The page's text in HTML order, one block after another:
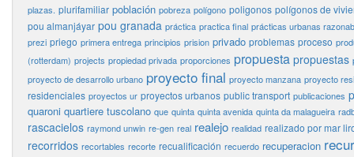
plazas. plurifamiliar población pobreza polígono poligonos polígonos de
pou almanjáyar pou granada práctica practica final prácticas urbanas
prezi priego primera entrega principios prision privado problemas proceso
(rotterdam) projects propiedad privada proporciones propuesta propuestas
proyecto de desarrollo urbano proyecto final proyecto manzana proyecto
residenciales proyectos ur proyectos urbanos public transport publicaciones
quaroni quartiere tuscolano que quinta quinta avenida quinta da malagueira
rascacielos raymond unwin re-gen real realejo realidad realizado por mar
recorridos recortables recorte recualificación recuerdo recuperacion